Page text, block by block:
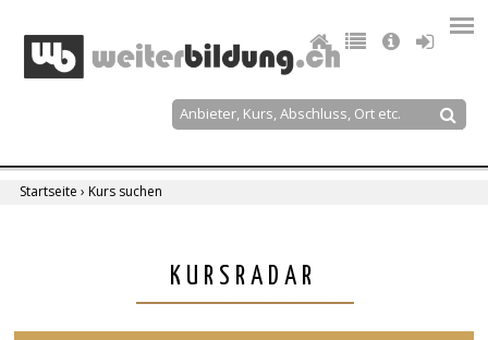
navigation
Suche
Startseite › Kurs suchen
KURSRADAR